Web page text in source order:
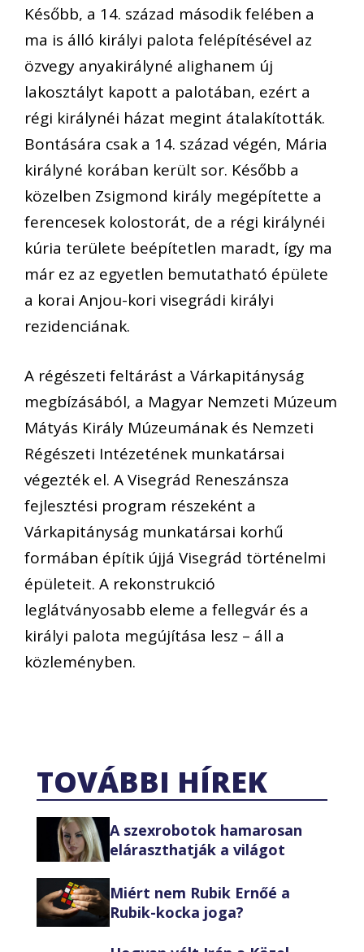
Később, a 14. század második felében a
ma is álló királyi palota felépítésével az
özvegy anyakirályné alighanem új
lakosztályt kapott a palotában, ezért a
régi királynéi házat megint átalakították.
Bontására csak a 14. század végén, Mária
királyné korában került sor. Később a
közelben Zsigmond király megépítette a
ferencesek kolostorát, de a régi királynéi
kúria területe beépítetlen maradt, így ma
már ez az egyetlen bemutatható épülete
a korai Anjou-kori visegrádi királyi
rezidenciának.
A régészeti feltárást a Várkapitányság
megbízásából, a Magyar Nemzeti Múzeum
Mátyás Király Múzeumának és Nemzeti
Régészeti Intézetének munkatársai
végezték el. A Visegrád Reneszánsza
fejlesztési program részeként a
Várkapitányság munkatársai korhű
formában építik újjá Visegrád történelmi
épületeit. A rekonstrukció
leglátványosabb eleme a fellegvár és a
királyi palota megújítása lesz – áll a
közleményben.
TOVÁBBI HÍREK
A szexrobotok hamarosan
eláraszthatják a világot
Miért nem Rubik Ernőé a
Rubik-kocka joga?